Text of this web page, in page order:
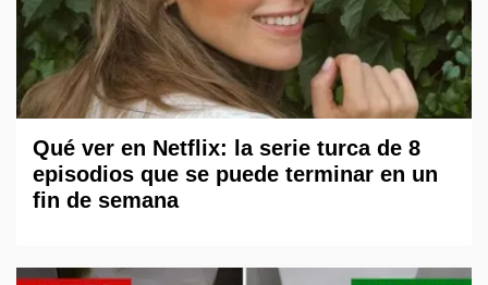
Qué ver en Netflix: la serie turca de 8
episodios que se puede terminar en un
fin de semana